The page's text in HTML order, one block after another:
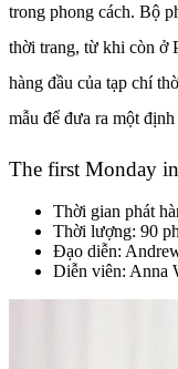
trong phong cách. Bộ
thời trang, từ khi còn ở
hàng đầu của tạp chí
mẫu để đưa ra một
The first Monday
Thời gian phát
Thời lượng: 90
Đạo diễn:
Diễn viên: Anna